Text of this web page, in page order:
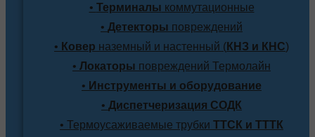
• Терминалы коммутационные
• Детекторы повреждений
• Ковер наземный и настенный (КНЗ и КНС)
• Локаторы повреждений Термолайн
• Инструменты и оборудование
• Диспетчеризация СОДК
• Термоусаживаемые трубки ТТСК и ТТТК